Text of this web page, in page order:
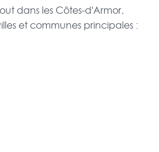
dans les Côtes-d'Armor,
et communes principales :